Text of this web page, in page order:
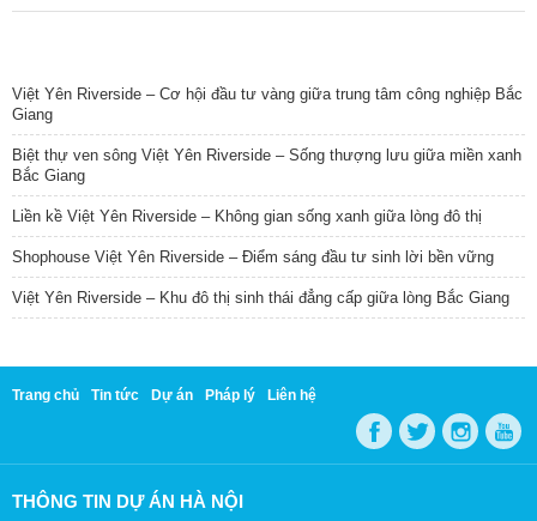
Việt Yên Riverside – Cơ hội đầu tư vàng giữa trung tâm công nghiệp Bắc
Giang
Biệt thự ven sông Việt Yên Riverside – Sống thượng lưu giữa miền xanh
Bắc Giang
Liền kề Việt Yên Riverside – Không gian sống xanh giữa lòng đô thị
Shophouse Việt Yên Riverside – Điểm sáng đầu tư sinh lời bền vững
Việt Yên Riverside – Khu đô thị sinh thái đẳng cấp giữa lòng Bắc Giang
Trang chủ Tin tức Dự án Pháp lý Liên hệ
THÔNG TIN DỰ ÁN HÀ NỘI